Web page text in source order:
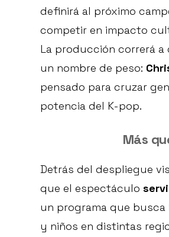
definirá al próximo
competir en impacto
La producción correrá a
un nombre de peso:
pensado para cruzar
potencia del K-pop.
Más
Detrás del despliegue
que el espectáculo
un programa que
y niños en distintas